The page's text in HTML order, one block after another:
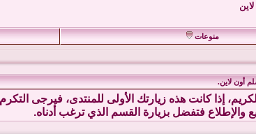
منوعات
أون لاين.
إذا كانت هذه زيارتك الأولى للمنتدى، فيرجى
والإطلاع فتفضل بزيارة القسم الذي ترغب أدناه.